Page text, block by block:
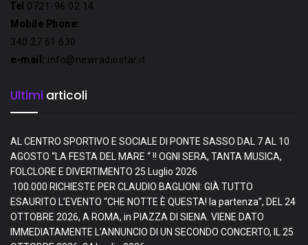
Tel 0721-96 02 14
Mobile Phone:
340 27 61 630
e-mail: info@newradiostar.it
Ultimi articoli
AL CENTRO SPORTIVO E SOCIALE DI PONTE SASSO DAL 7 AL 10
AGOSTO “LA FESTA DEL MARE “ !! OGNI SERA, TANTA MUSICA,
FOLCLORE E DIVERTIMENTO 25 Luglio 2026
100.000 RICHIESTE PER CLAUDIO BAGLIONI: GIÀ TUTTO
ESAURITO L’EVENTO “CHE NOTTE È QUESTA! la partenza”, DEL 24
OTTOBRE 2026, A ROMA, in PIAZZA DI SIENA. VIENE DATO
IMMEDIATAMENTE L’ANNUNCIO DI UN SECONDO CONCERTO, IL 25